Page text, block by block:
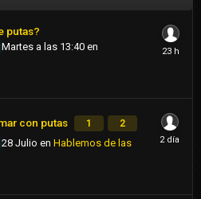
putas?
Martes a las 13:40 en
con putas 1 2
28 Julio en Hablemos de las